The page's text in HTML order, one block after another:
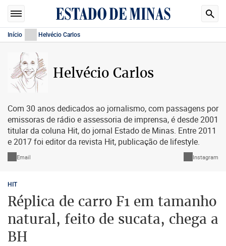
Início Helvécio Carlos
Helvécio Carlos
Com 30 anos dedicados ao jornalismo, com passagens por
emissoras de rádio e assessoria de imprensa, é desde 2001
titular da coluna Hit, do jornal Estado de Minas. Entre 2011
e 2017 foi editor da revista Hit, publicação de lifestyle.
Email Instagram
HIT
Réplica de carro F1 em tamanho
natural, feito de sucata, chega a
BH